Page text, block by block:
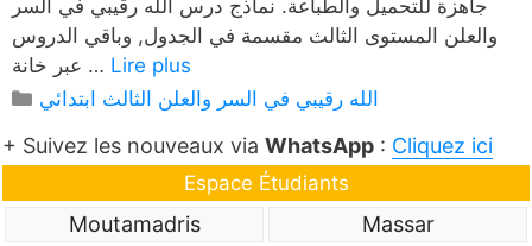
جاهزة للتحميل والطباعة. نماذج درس الله رقيبي في السر
والعلن المستوى الثالث مقسمة في الجدول, وباقي الدروس
عبر خانة … Lire plus
Catégories
الله رقيبي في السر والعلن الثالث ابتدائي
+ Suivez les nouveaux via WhatsApp : Cliquez ici
Espace Étudiants
Massar
Moutamadris